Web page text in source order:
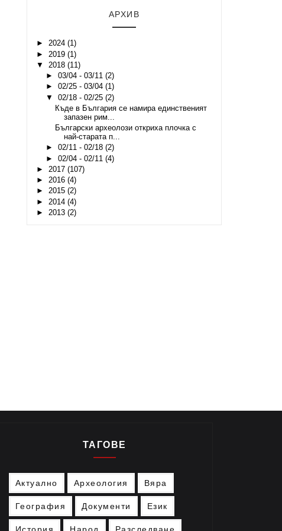
АРХИВ
► 2024 (1)
► 2019 (1)
▼ 2018 (11)
► 03/04 - 03/11 (2)
► 02/25 - 03/04 (1)
▼ 02/18 - 02/25 (2)
Къде в България се намира единственият
запазен рим...
Български археолози откриха плочка с
най-старата п...
► 02/11 - 02/18 (2)
► 02/04 - 02/11 (4)
► 2017 (107)
► 2016 (4)
► 2015 (2)
► 2014 (4)
► 2013 (2)
ТАГОВЕ
Актуално Археология Вяра
География Документи Език